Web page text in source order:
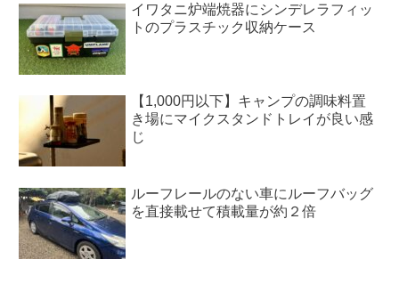
イワタニ炉端焼器にシンデレラフィッ
トのプラスチック収納ケース
【1,000円以下】キャンプの調味料置
き場にマイクスタンドトレイが良い感
じ
ルーフレールのない車にルーフバッグ
を直接載せて積載量が約２倍